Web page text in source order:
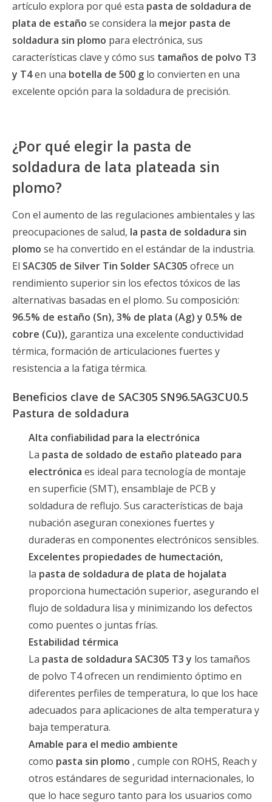
artículo explora por qué esta pasta de soldadura de
plata de estaño se considera la mejor pasta de
soldadura sin plomo para electrónica, sus
características clave y cómo sus tamaños de polvo T3
y T4en una botella de 500 g lo convierten en una
excelente opción para la soldadura de precisión.
¿Por qué elegir la pasta de
soldadura de lata plateada sin
plomo?
Con el aumento de las regulaciones ambientales y las
preocupaciones de salud, la pasta de soldadura sin
plomo se ha convertido en el estándar de la industria.
El SAC305 de Silver Tin Solder SAC305 ofrece un
rendimiento superior sin los efectos tóxicos de las
alternativas basadas en el plomo. Su composición:
96.5% de estaño (Sn), 3% de plata (Ag) y 0.5% de
cobre (Cu)), garantiza una excelente conductividad
térmica, formación de articulaciones fuertes y
resistencia a la fatiga térmica.
Beneficios clave de SAC305 SN96.5AG3CU0.5
Pastura de soldadura
Alta confiabilidad para la electrónica
La pasta de soldado de estaño plateado para
electrónicaes ideal para tecnología de montaje
en superficie (SMT), ensamblaje de PCB y
soldadura de reflujo. Sus características de baja
nubación aseguran conexiones fuertes y
duraderas en componentes electrónicos sensibles.
Excelentes propiedades de humectación,
la pasta de soldadura de plata de hojalata
proporciona humectación superior, asegurando el
flujo de soldadura lisa y minimizando los defectos
como puentes o juntas frías.
Estabilidad térmica
La pasta de soldadura SAC305 T3 y los tamaños
de polvo T4 ofrecen un rendimiento óptimo en
diferentes perfiles de temperatura, lo que los hace
adecuados para aplicaciones de alta temperatura y
baja temperatura.
Amable para el medio ambiente
como pasta sin plomo , cumple con ROHS, Reach y
otros estándares de seguridad internacionales, lo
que lo hace seguro tanto para los usuarios como